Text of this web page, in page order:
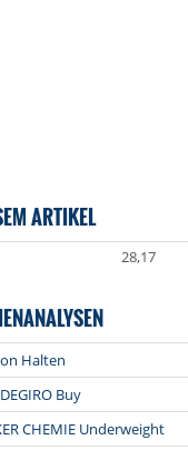
ARTIKEL
28,17
Halten
Buy
CHEMIE Underweight